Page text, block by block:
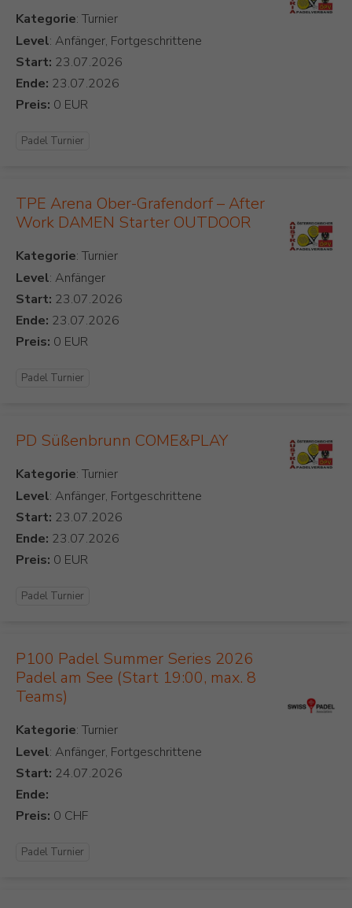
Kategorie
Level: Anfänger, Fortgeschrittene
Start:
Ende:
Preis:
Padel Turnier
TPE Arena Ober-Grafendorf – After
Work DAMEN Starter OUTDOOR
Kategorie
Level: Anfänger
Start:
Ende:
Preis:
Padel Turnier
PD Süßenbrunn COME&PLAY
Kategorie
Level: Anfänger, Fortgeschrittene
Start:
Ende:
Preis:
Padel Turnier
P100 Padel Summer Series 2026
Padel am See (Start 19:00, max. 8
Teams)
Kategorie
Level: Anfänger, Fortgeschrittene
Start:
Ende:
Preis:
Padel Turnier